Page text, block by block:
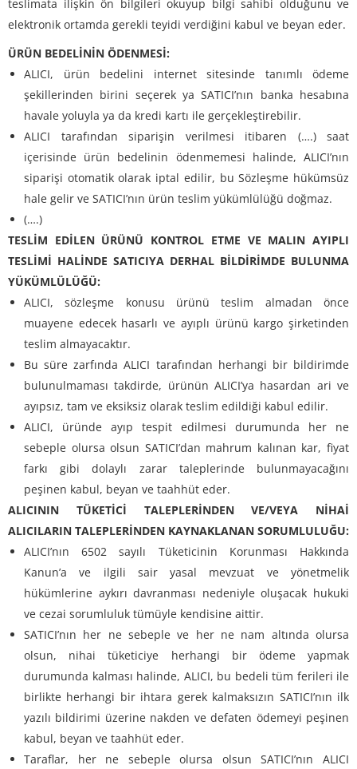
teslimata ilişkin ön bilgileri okuyup bilgi sahibi olduğunu ve
elektronik ortamda gerekli teyidi verdiğini kabul ve beyan eder.
ÜRÜN BEDELİNİN ÖDENMESİ:
ALICI, ürün bedelini internet sitesinde tanımlı ödeme
şekillerinden birini seçerek ya SATICI’nın banka hesabına
havale yoluyla ya da kredi kartı ile gerçekleştirebilir.
ALICI tarafından siparişin verilmesi itibaren (….) saat
içerisinde ürün bedelinin ödenmemesi halinde, ALICI’nın
siparişi otomatik olarak iptal edilir, bu Sözleşme hükümsüz
hale gelir ve SATICI’nın ürün teslim yükümlülüğü doğmaz.
(….)
TESLİM EDİLEN ÜRÜNÜ KONTROL ETME VE MALIN AYIPLI
TESLİMİ HALİNDE SATICIYA DERHAL BİLDİRİMDE BULUNMA
YÜKÜMLÜLÜĞÜ:
ALICI, sözleşme konusu ürünü teslim almadan önce
muayene edecek hasarlı ve ayıplı ürünü kargo şirketinden
teslim almayacaktır.
Bu süre zarfında ALICI tarafından herhangi bir bildirimde
bulunulmaması takdirde, ürünün ALICI’ya hasardan ari ve
ayıpsız, tam ve eksiksiz olarak teslim edildiği kabul edilir.
ALICI, üründe ayıp tespit edilmesi durumunda her ne
sebeple olursa olsun SATICI’dan mahrum kalınan kar, fiyat
farkı gibi dolaylı zarar taleplerinde bulunmayacağını
peşinen kabul, beyan ve taahhüt eder.
ALICININ TÜKETİCİ TALEPLERİNDEN VE/VEYA NİHAİ
ALICILARIN TALEPLERİNDEN KAYNAKLANAN SORUMLULUĞU:
ALICI’nın 6502 sayılı Tüketicinin Korunması Hakkında
Kanun’a ve ilgili sair yasal mevzuat ve yönetmelik
hükümlerine aykırı davranması nedeniyle oluşacak hukuki
ve cezai sorumluluk tümüyle kendisine aittir.
SATICI’nın her ne sebeple ve her ne nam altında olursa
olsun, nihai tüketiciye herhangi bir ödeme yapmak
durumunda kalması halinde, ALICI, bu bedeli tüm ferileri ile
birlikte herhangi bir ihtara gerek kalmaksızın SATICI’nın ilk
yazılı bildirimi üzerine nakden ve defaten ödemeyi peşinen
kabul, beyan ve taahhüt eder.
Taraflar, her ne sebeple olursa olsun SATICI’nın ALICI